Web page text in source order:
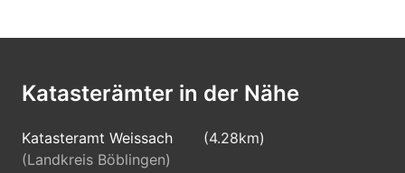
Katasterämter in der Nähe
Katasteramt Weissach
(4.28km)
(Landkreis Böblingen)